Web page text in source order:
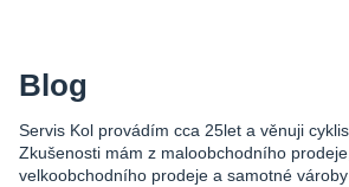
Blog
Servis Kol provádím cca 25let a věnuji
Zkušenosti mám z maloobchodního
velkoobchodního prodeje a samotné